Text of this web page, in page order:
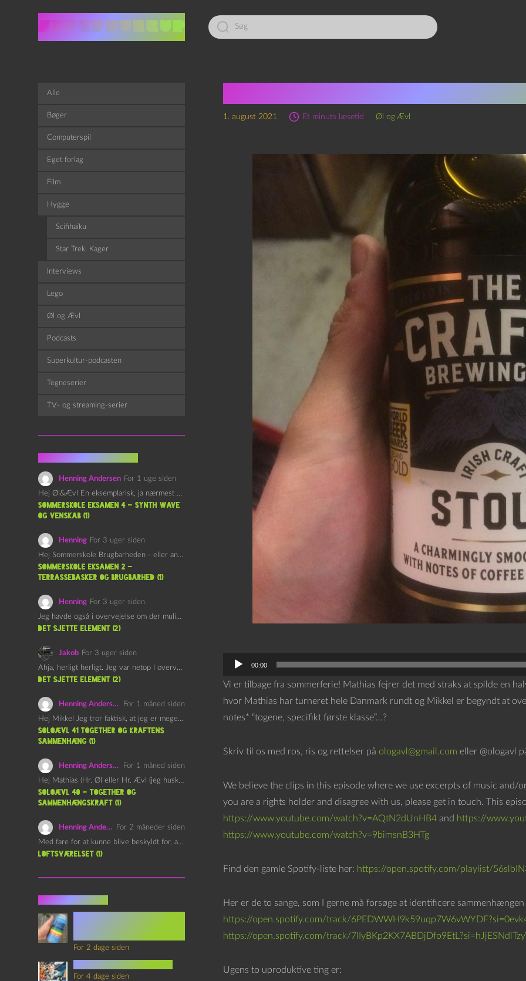
Led
efter:
1. august 2021 Et minuts læsetid Øl og Ævl
l
00:00
Vi er tilbage fra sommerferie! Mathias fejrer det med straks at spilde en
hvor Mathias har turneret hele Danmark rundt og Mikkel er begyndt at
notes* “togene, specifikt første klasse”…?
Skriv til os med ros, ris og rettelser på ologavl@gmail.com eller @ologavl
We believe the clips in this episode where we use excerpts of music and/
you are a rights holder and disagree with us, please get in touch. This
https://www.youtube.com/watch?v=AQtN2dUnHB4and https://
https://www.youtube.com/watch?v=9bimsnB3HTg
Find den gamle Spotify-liste her: https://open.spotify.com/playlist/
Her er de to sange, som I gerne må forsøge at identificere
https://open.spotify.com/track/
https://open.spotify.com/track/
Ugens to uproduktive ting er:
Alle
Bøger
Computerspil
Eget forlag
Film
Hygge
Scifihaiku
Star Trek: Kager
Interviews
Lego
Øl og Ævl
Podcasts
Superkultur-podcasten
Tegneserier
TV- og streaming-serier
Henning Andersen For 1 uge siden
Hej Øl&Ævl En eksemplarisk, ja nærmest yndefuld, afslutning på SOMMERSKOLEN.…
Sommerskole Eksamen 4 – Synth Wave
og Venskab (1)
Henning For 3 uger siden
Hej Sommerskole Brugbarheden - eller anvendeligheden - af "Øl&Ævl" er…
Sommerskole Eksamen 2 –
Terrassebasker og Brugbarhed (1)
Henning For 3 uger siden
Jeg havde også i overvejelse om der muligvis kunne være…
det sjette element (2)
Jakob For 3 uger siden
Ahja, herligt herligt. Jeg var netop I overvejelser om at…
det sjette element (2)
Henning Andersen
For 1 måned siden
Hej Mikkel Jeg tror faktisk, at jeg er meget enig…
Soloævl 41 Together og Kraftens
Sammenhæng (1)
Henning Andersen
For 1 måned siden
Hej Mathias (Hr. Øl eller Hr. Ævl (jeg husker ikke…
Soloævl 40 – Together og
sammenhængskraft (1)
Henning Andersen
For 2 måneder siden
Med fare for at kunne blive beskyldt for, at være…
Loftsværelset (1)
For 2 dage siden
For 4 dage siden